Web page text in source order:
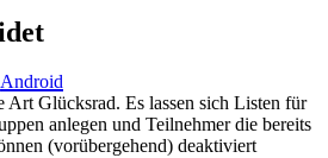
Android
Art Glücksrad. Es lassen sich Listen für
anlegen und Teilnehmer die bereits
(vorübergehend) deaktiviert